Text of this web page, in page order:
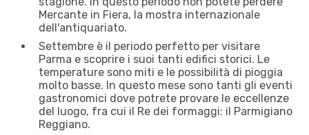
Mercante in Fiera, la mostra internazionale
dell'antiquariato.
Settembre è il periodo perfetto per visitare
Parma e scoprire i suoi tanti edifici storici. Le
temperature sono miti e le possibilità di pioggia
molto basse. In questo mese sono tanti gli eventi
gastronomici dove potrete provare le eccellenze
del luogo, fra cui il Re dei formaggi: il Parmigiano
Reggiano.